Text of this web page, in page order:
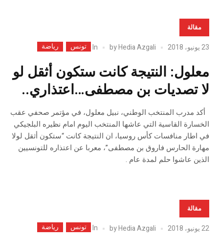
مقالة
23 يونيو، 2018 byHedia Azgali
In تونس رياضة
معلول: النتيجة كانت ستكون أثقل لو
لا تصديات بن مصطفى…اعتذاري..
أكد مدرب المنتخب الوطني، نبيل معلول، في مؤتمر صحفي عقب
الخسارة القاسية التي عاشها المنتخب اليوم امام نظيره البلجيكي
في اطار منافسات كأس روسيا، ان النتيجة كانت “ستكون أثقل لولا
مهارة الحارس فاروق بن مصطفى”، معربا عن اعتذاره للتونسيين
الذين عاشوا حلم لمدة عام .
مقالة
22 يونيو، 2018 byHedia Azgali
In تونس رياضة